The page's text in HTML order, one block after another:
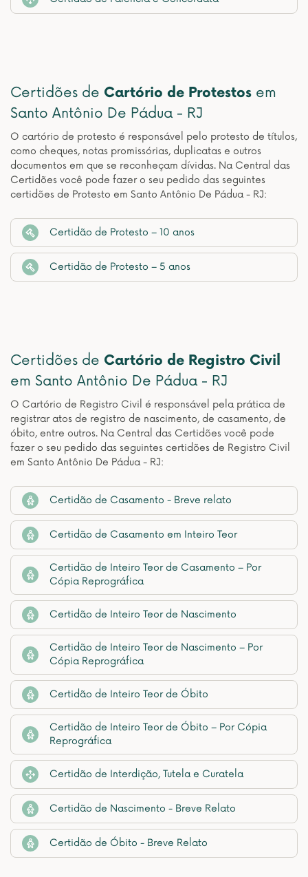
Certidões de Cartório de Protestos em
Santo Antônio De Pádua - RJ
O cartório de protesto é responsável pelo protesto de títulos,
como cheques, notas promissórias, duplicatas e outros
documentos em que se reconheçam dívidas. Na Central das
Certidões você pode fazer o seu pedido das seguintes
certidões de Protesto em Santo Antônio De Pádua - RJ:
Certidão de Protesto – 10 anos
Certidão de Protesto – 5 anos
Certidões de Cartório de Registro Civil
em Santo Antônio De Pádua - RJ
O Cartório de Registro Civil é responsável pela prática de
registrar atos de registro de nascimento, de casamento, de
óbito, entre outros. Na Central das Certidões você pode
fazer o seu pedido das seguintes certidões de Registro Civil
em Santo Antônio De Pádua - RJ:
Certidão de Casamento - Breve relato
Certidão de Casamento em Inteiro Teor
Certidão de Inteiro Teor de Casamento – Por
Cópia Reprográfica
Certidão de Inteiro Teor de Nascimento
Certidão de Inteiro Teor de Nascimento – Por
Cópia Reprográfica
Certidão de Inteiro Teor de Óbito
Certidão de Inteiro Teor de Óbito – Por Cópia
Reprográfica
Certidão de Interdição, Tutela e Curatela
Certidão de Nascimento - Breve Relato
Certidão de Óbito - Breve Relato